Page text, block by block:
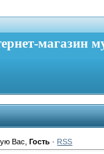
магазин
Вас ,Гость · RSS